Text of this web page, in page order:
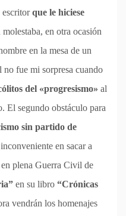
escritorque le hiciese
en otra ocasión
en la mesa de un
fue mi sorpresa cuando
del «progresismo» al
El segundo obstáculo para
sin partido de
en sacar a
plena Guerra Civil de
en su libro “Crónicas
vendrán los homenajes